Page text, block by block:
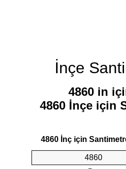
İnçe
4860 in
4860 İnçe için
4860 İnç için